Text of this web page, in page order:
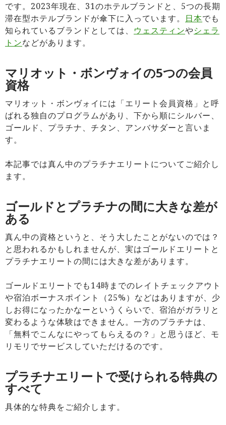
です。2023年現在、31のホテルブランドと、5つの長期
滞在型ホテルブランドが傘下に入っています。 日本でも
知られているブランドとしては、 ウェスティンやシェラ
トンなどがあります。
マリオット・ボンヴォイの5つの会員
資格
マリオット・ボンヴォイには「エリート会員資格」と呼
ばれる独自のプログラムがあり、下から順にシルバー、
ゴールド、プラチナ、チタン、アンバサダーと言いま
す。
本記事では真ん中のプラチナエリートについてご紹介し
ます。
ゴールドとプラチナの間に大きな差が
ある
真ん中の資格というと、そう大したことがないのでは？
と思われるかもしれませんが、実はゴールドエリートと
プラチナエリートの間には大きな差があります。
ゴールドエリートでも14時までのレイトチェックアウト
や宿泊ボーナスポイント（25%）などはありますが、少
しお得になったかなーというくらいで、宿泊がガラリと
変わるような体験はできません。一方のプラチナは、
「無料でこんなにやってもらえるの？」と思うほど、モ
リモリでサービスしていただけるのです。
プラチナエリートで受けられる特典の
すべて
具体的な特典をご紹介します。